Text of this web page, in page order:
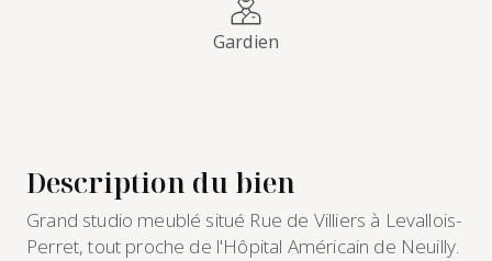
Description du bien
Grand studio meublé situé Rue de Villiers à Levallois-
Perret, tout proche de l'Hôpital Américain de Neuilly.
Gardien